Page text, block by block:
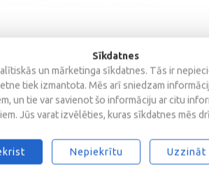
Sīkdatnes
un mārketinga sīkdatnes. Tās ir
tiek izmantota. Mēs arī sniedzam
un tie var savienot šo informāciju ar citu
Jūs varat izvēlēties, kuras sīkdatnes mēs
Nepiekrītu Uzzināt